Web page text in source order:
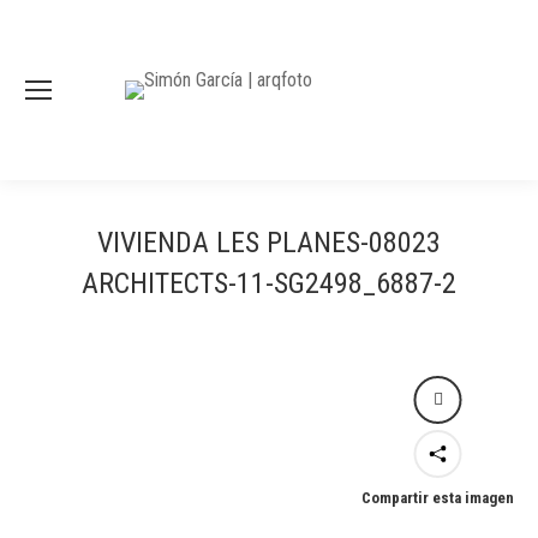
VIVIENDA LES PLANES-08023
ARCHITECTS-11-SG2498_6887-2
Compartir esta imagen